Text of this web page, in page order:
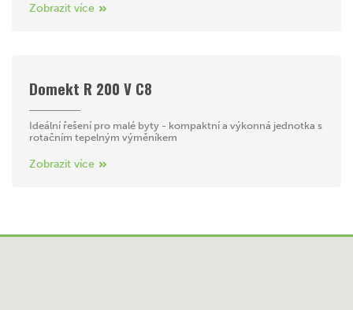
Zobrazit více
Domekt R 200 V C8
Ideální řešení pro malé byty - kompaktní a výkonná jednotka s
rotačním tepelným výměníkem
Zobrazit více